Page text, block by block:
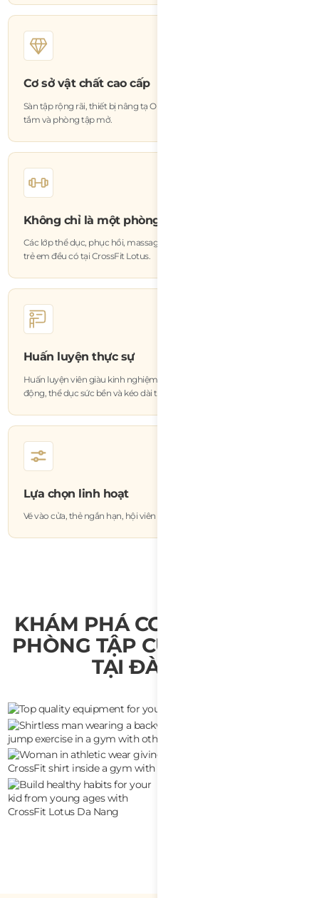
Cơ sở vật chất cao cấp
Sàn tập rộng rãi, thiết bị nâng tạ Olympic, khu vực phục hồi, phòng
tắm và phòng tập mở.
Không chỉ là một phòng tập
Các lớp thể dục, phục hồi, massage, dinh dưỡng và chương trình cho
trẻ em đều có tại CrossFit Lotus.
Huấn luyện thực sự
Huấn luyện viên giàu kinh nghiệm tập trung vào chất lượng vận
động, thể dục sức bền và kéo dài tuổi thọ.
Lựa chọn linh hoạt
Vé vào cửa, thẻ ngắn hạn, hội viên và phòng tập mở có sẵn.
KHÁM PHÁ CƠ SỞ VẬT CHẤT
PHÒNG TẬP CỦA CHÚNG TÔI
TẠI ĐÀ NẴNG